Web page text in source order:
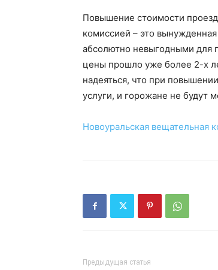
Повышение стоимости
комиссией – это
абсолютно невыгодными для
цены прошло уже более 2-х
надеяться, что при
услуги, и горожане не будут
Новоуральская вещательная
Предыдущая статья